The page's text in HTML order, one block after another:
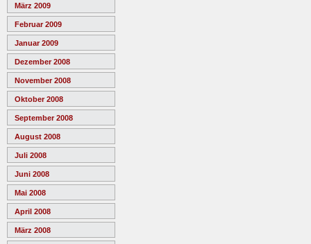
März 2009
Februar 2009
Januar 2009
Dezember 2008
November 2008
Oktober 2008
September 2008
August 2008
Juli 2008
Juni 2008
Mai 2008
April 2008
März 2008